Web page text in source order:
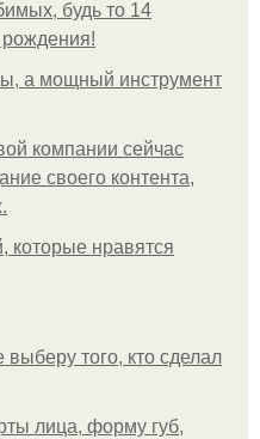
будь то 14
а мощный инструмент
компании сейчас
своего контента,
которые нравятся
того, кто сделал
лица, форму губ,